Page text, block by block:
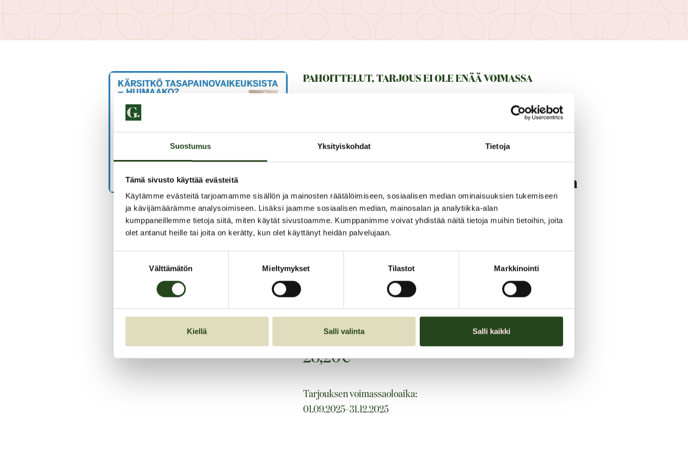
Suostumus Yksityiskohdat Tietoja
Tämä sivusto käyttää evästeitä
Käytämme evästeitä tarjoamamme sisällön ja mainosten räätälöimiseen, sosiaalisen median ominaisuuksien tukemiseen
ja kävijämäärämme analysoimiseen. Lisäksi jaamme sosiaalisen median, mainosalan ja analytiikka-alan
kumppaneillemme tietoja siitä, miten käytät sivustoamme. Kumppanimme voivat yhdistää näitä tietoja muihin tietoihin, joita
olet antanut heille tai joita on kerätty, kun olet käyttänyt heidän palvelujaan.
Välttämätön Mieltymykset Tilastot Markkinointi
Kiellä Salli valinta Salli kaikki
PAHOITTELUT, TARJOUS EI OLE ENÄÄ VOIMASSA
Yli 65 vuotiaille lääkärinaika omavastuun
hinnalla
lääkärinpalkkio, jonka erotuksen maksaa KELA suoraveloituksella!
Hintaan sisältyy tasapainotesti kuvassa.
28,20€
Tarjouksen voimassaoloaika:
01.09.2025–31.12.2025